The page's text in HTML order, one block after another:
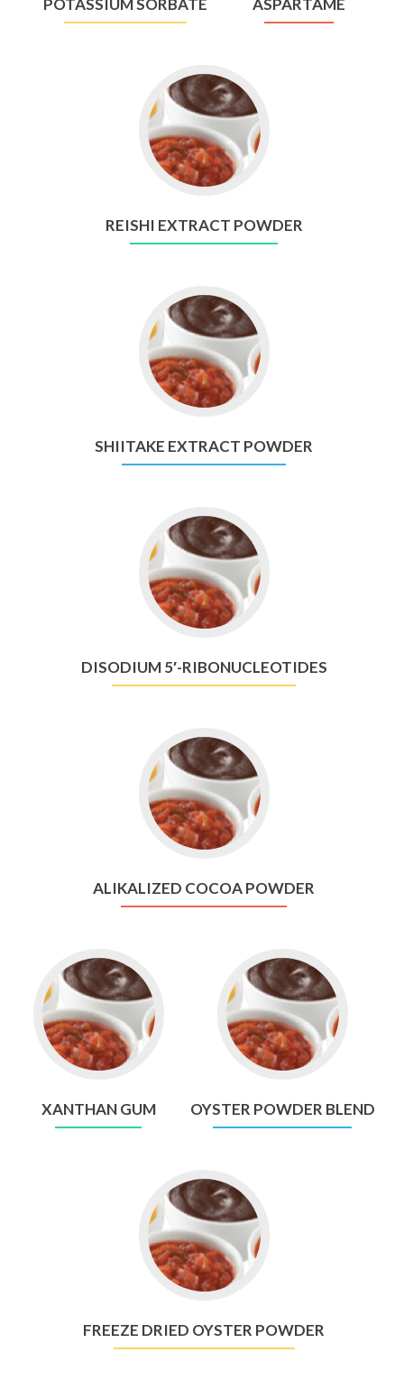
POTASSIUM SORBATE ASPARTAME
Go
to
Reishi
Extract
Powder
REISHI EXTRACT POWDER
Go
to
Shiitake
Extract
Powder
SHIITAKE EXTRACT POWDER
Go
to
Disodium
5′-
ribonucleotides
DISODIUM 5′-RIBONUCLEOTIDES
Go
to
Alikalized
Cocoa
Powder
ALIKALIZED COCOA POWDER
Go
to
Xanthan
Gum
XANTHAN GUM
Go
to
Oyster
Powder
Blend
OYSTER POWDER BLEND
Go
to
Freeze
Dried
Oyster
Powder
FREEZE DRIED OYSTER POWDER